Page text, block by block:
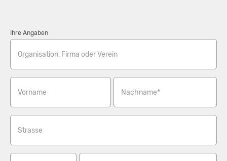
Ihre Angaben
Organisation, Firma oder Verein
Vorname Nachname*
Strasse